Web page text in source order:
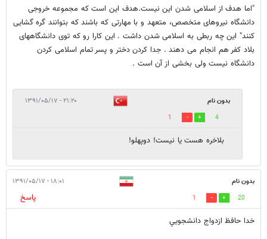
"اما هدف از اسلامی شدن این نیست.هدف این است که مجموعه خروجی
دانشگاه نیروهای متخصص، متعهد و با مهارتی که باشند که بتوانند گره گشایی
کنند" این چه ربطی به اسلامی شدن داشت . این کارا رو که توی دانشگاههای
بلاد کفر هم انجام می دهند . جدا کردن دختر و پسر تمام اسلامی کردن
دانشگاه نیست ولی بخشی از آن است .
بدون نام ۲۱:۲۰ - ۱۳۹۱/۰۵/۱۷
4
1
بلاخره هست یا نیست! دوپهلو!
بدون نام ۱۸:۰۱ - ۱۳۹۱/۰۵/۱۷
20
1
پاسخ
خدا حافظ ازدواج دانشجويي